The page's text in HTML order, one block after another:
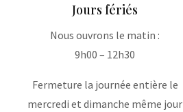
Jours fériés
Nous ouvrons le matin :
9h00 – 12h30
Fermeture la journée entière le
mercredi et dimanche même jour